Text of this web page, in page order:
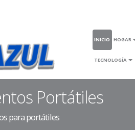
INICIO HOGAR
TECNOLOGÍA
Portátiles
para portátiles